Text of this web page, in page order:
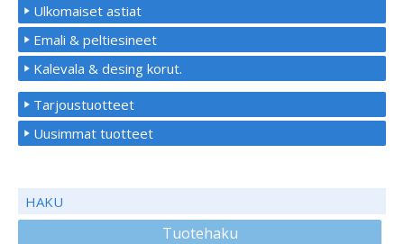
Ulkomaiset astiat
Emali & peltiesineet
Kalevala & desing korut.
Tarjoustuotteet
Uusimmat tuotteet
HAKU
Tuotehaku